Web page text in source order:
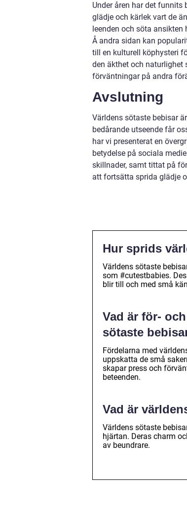
Under åren har det funnits
glädje och kärlek vart de
leenden och söta
Å andra sidan kan
till en kulturell köphysteri
den äkthet och naturlighet
förväntningar på andra
Avslutning
Världens sötaste bebisar
bedårande utseende får
har vi presenterat en
betydelse på sociala
skillnader, samt tittat på
att fortsätta sprida glädje
Hur sprids
Världens sötaste
som #cutestbabies.
blir till och med små
Vad är för-
sötaste
Fördelarna med
uppskatta de små
skapar press och
beteenden.
Vad är
Världens sötaste
hjärtan. Deras charm
av beundrare.